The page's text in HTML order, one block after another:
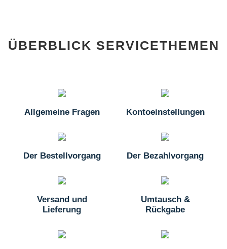
ÜBERBLICK SERVICETHEMEN
Allgemeine Fragen Kontoeinstellungen
Der Bestellvorgang Der Bezahlvorgang
Versand und
Lieferung
Umtausch &
Rückgabe